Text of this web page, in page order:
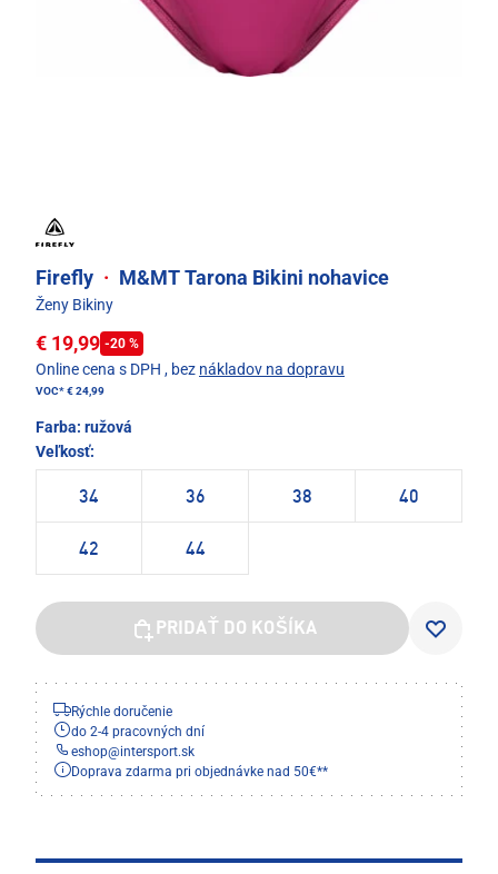
Firefly · M&MT Tarona Bikini nohavice
Ženy Bikiny
€ 19,99 -20 %
Online cena s DPH , bez nákladov na dopravu
VOC*€ 24,99
Farba: ružová
Veľkosť:
34 36 38 40
42 44
PRIDAŤ DO KOŠÍKA
Rýchle doručenie
do 2-4 pracovných dní
eshop@intersport.sk
Doprava zdarma pri objednávke nad 50€**